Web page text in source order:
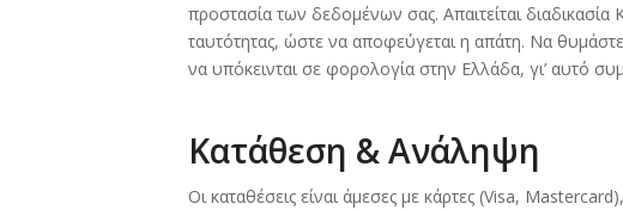
προστασία των δεδομένων σας. Απαιτείται
ταυτότητας, ώστε να αποφεύγεται η απάτη. Να
να υπόκεινται σε φορολογία στην Ελλάδα, γι’ αυτό
Κατάθεση & Ανάληψη
Οι καταθέσεις είναι άμεσες με κάρτες (Visa,